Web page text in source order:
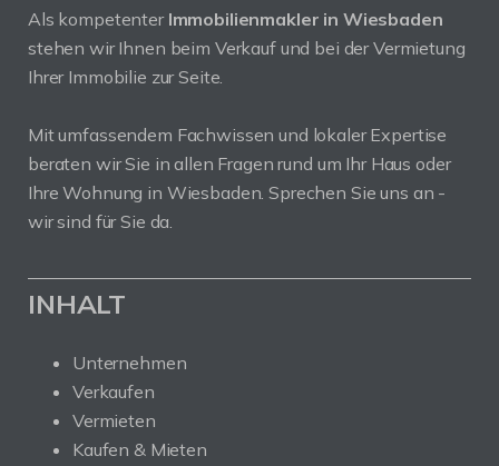
Als kompetenter Immobilienmakler in Wiesbaden
stehen wir Ihnen beim Verkauf und bei der Vermietung
Ihrer Immobilie zur Seite.
Mit umfassendem Fachwissen und lokaler Expertise
beraten wir Sie in allen Fragen rund um Ihr Haus oder
Ihre Wohnung in Wiesbaden. Sprechen Sie uns an -
wir sind für Sie da.
INHALT
Unternehmen
Verkaufen
Vermieten
Kaufen & Mieten